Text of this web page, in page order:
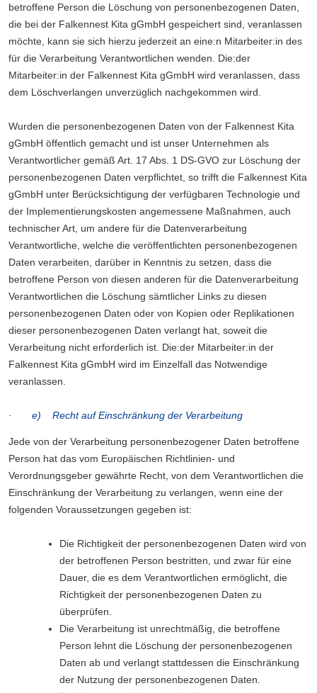
betroffene Person die Löschung von personenbezogenen Daten,
die bei der Falkennest Kita gGmbH gespeichert sind, veranlassen
möchte, kann sie sich hierzu jederzeit an eine:n Mitarbeiter:in des
für die Verarbeitung Verantwortlichen wenden. Die:der
Mitarbeiter:in der Falkennest Kita gGmbH wird veranlassen, dass
dem Löschverlangen unverzüglich nachgekommen wird.
Wurden die personenbezogenen Daten von der Falkennest Kita
gGmbH öffentlich gemacht und ist unser Unternehmen als
Verantwortlicher gemäß Art. 17 Abs. 1 DS-GVO zur Löschung der
personenbezogenen Daten verpflichtet, so trifft die Falkennest Kita
gGmbH unter Berücksichtigung der verfügbaren Technologie und
der Implementierungskosten angemessene Maßnahmen, auch
technischer Art, um andere für die Datenverarbeitung
Verantwortliche, welche die veröffentlichten personenbezogenen
Daten verarbeiten, darüber in Kenntnis zu setzen, dass die
betroffene Person von diesen anderen für die Datenverarbeitung
Verantwortlichen die Löschung sämtlicher Links zu diesen
personenbezogenen Daten oder von Kopien oder Replikationen
dieser personenbezogenen Daten verlangt hat, soweit die
Verarbeitung nicht erforderlich ist. Die:der Mitarbeiter:in der
Falkennest Kita gGmbH wird im Einzelfall das Notwendige
veranlassen.
· e) Recht auf Einschränkung der Verarbeitung
Jede von der Verarbeitung personenbezogener Daten betroffene
Person hat das vom Europäischen Richtlinien- und
Verordnungsgeber gewährte Recht, von dem Verantwortlichen die
Einschränkung der Verarbeitung zu verlangen, wenn eine der
folgenden Voraussetzungen gegeben ist:
Die Richtigkeit der personenbezogenen Daten wird von
der betroffenen Person bestritten, und zwar für eine
Dauer, die es dem Verantwortlichen ermöglicht, die
Richtigkeit der personenbezogenen Daten zu
überprüfen.
Die Verarbeitung ist unrechtmäßig, die betroffene
Person lehnt die Löschung der personenbezogenen
Daten ab und verlangt stattdessen die Einschränkung
der Nutzung der personenbezogenen Daten.